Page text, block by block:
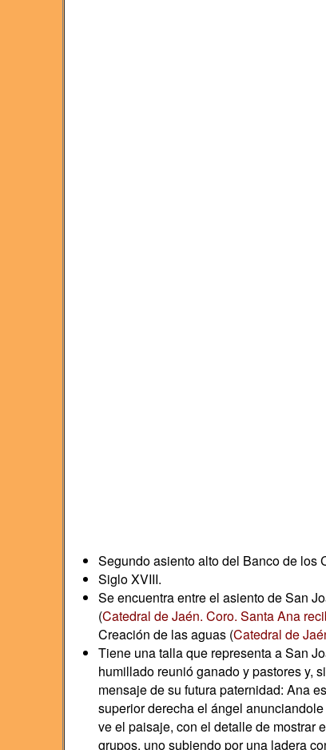
Segundo asiento alto del Banco de los
Siglo XVIII.
Se encuentra entre el asiento de San
(Catedral de Jaén. Coro. Santa Ana
Creación de las aguas (Catedral de
Tiene una talla que representa a San
humillado reunió ganado y pastores y,
mensaje de su futura paternidad: Ana
superior derecha el ángel
ve el paisaje, con el detalle de mostrar
grupos, uno subiendo por una ladera